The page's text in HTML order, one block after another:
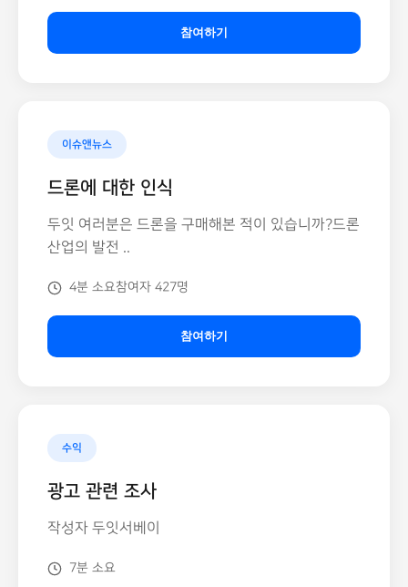
참여하기
이슈앤뉴스
드론에 대한 인식
두잇 여러분은 드론을 구매해본 적이 있습니까?드론
산업의 발전 ..
4분 소요참여자 427명
참여하기
수익
광고 관련 조사
작성자 두잇서베이
7분 소요